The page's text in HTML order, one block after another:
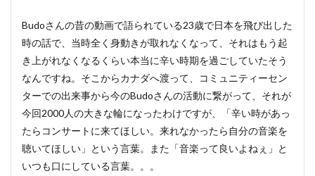
Budoさんの昔の動画で語られている23歳で日本を飛び出した
時の話で、当時全く身動きが取れなくなって、それはもう起
き上がれなくなるくらい本当に辛い時期を過ごしていたそう
なんですね。そこからカナダへ渡って、コミュニティーセン
ターでの出来事から今のBudoさんの活動に繋がって、それが
今回2000人の大きな輪になったわけですが、「辛い時があっ
たらコンサートに来てほしい。来れなかったら自分の音楽を
聴いてほしい」という言葉。また「音楽って良いよねぇ」と
いつも口にしている言葉。。。